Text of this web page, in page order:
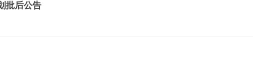
批后公告